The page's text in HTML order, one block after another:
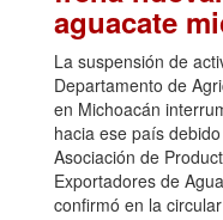
aguacate
La suspensión de
Departamento de
en Michoacán
hacia ese país
Asociación de
Exportadores de
confirmó en la